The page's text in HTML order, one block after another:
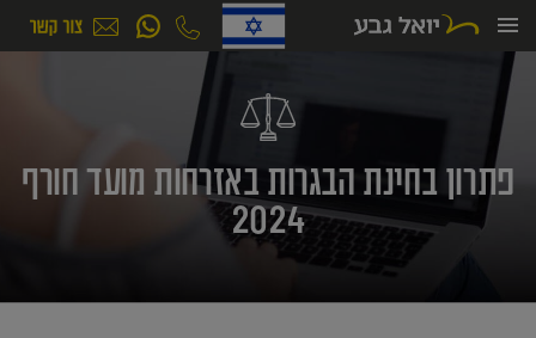
לתוכן
פתרון בחינת הבגרות באזרחות מועד חורף
2024